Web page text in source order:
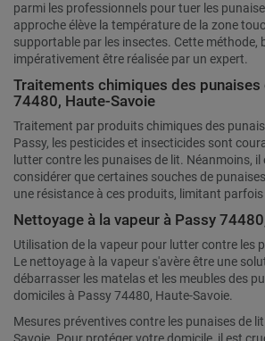
parmi les professionnels pour tuer les
approche élève la température de la zone
supportable par les insectes. Cette méthode,
impérativement être réalisée par un expert.
Traitements chimiques des punaises
74480, Haute-Savoie
Traitement par produits chimiques des
Passy, les pesticides et insecticides sont
lutter contre les punaises de lit. Néanmoins,
considérer que certaines souches de
une résistance à ces produits, limitant
Nettoyage à la vapeur à Passy
Utilisation de la vapeur pour lutter contre les
Le nettoyage à la vapeur s'avère être une
débarrasser les matelas et les meubles des
domiciles à Passy 74480, Haute-Savoie.
Mesures préventives contre les punaises de